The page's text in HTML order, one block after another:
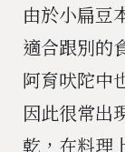
由於小扁豆
適合跟別的
阿育吠陀中
因此很常出
乾，在料理